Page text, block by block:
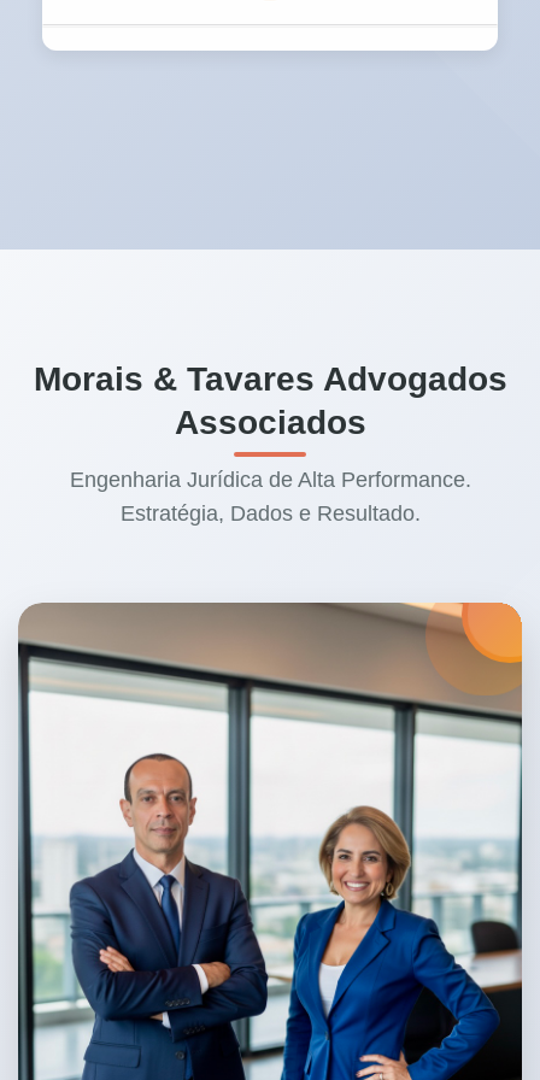
Morais & Tavares Advogados
Associados
Engenharia Jurídica de Alta Performance.
Estratégia, Dados e Resultado.